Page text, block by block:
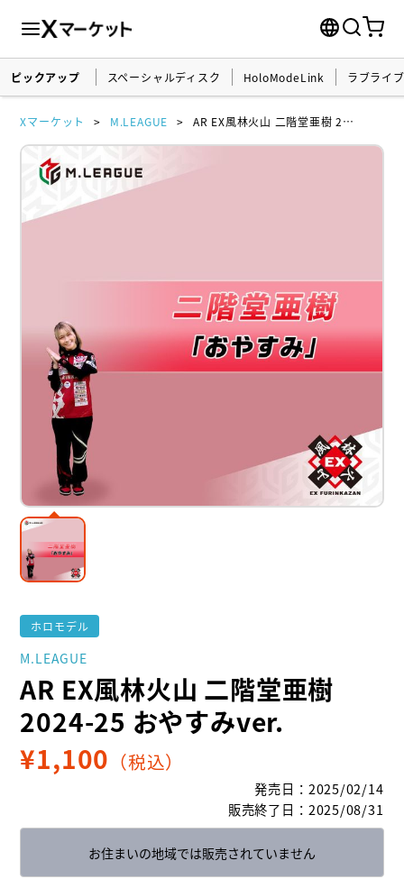
ピックアップ スペーシャルディスク HoloModeLink ラブライ
Xマーケット M.LEAGUE AR EX風林火山 二階堂亜樹 2024-25 おやすみver.
ホロモデル
M.LEAGUE
AR EX風林火山 二階堂亜樹
2024-25 おやすみver.
¥1,100 （税込）
発売日 ： 2025/02/14
販売終了日 ： 2025/08/31
お住まいの地域では販売されていません